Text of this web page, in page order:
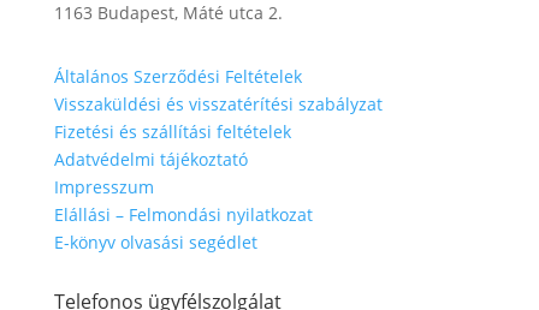
1163 Budapest, Máté utca 2.
Általános Szerződési Feltételek
Visszaküldési és visszatérítési szabályzat
Fizetési és szállítási feltételek​
Adatvédelmi tájékoztató
Impresszum
Elállási – Felmondási nyilatkozat
E-könyv olvasási segédlet
Telefonos ügyfélszolgálat